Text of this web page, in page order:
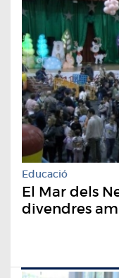
Educació
El Mar dels
divendres